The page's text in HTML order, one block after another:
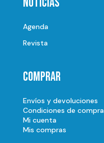
Agenda
Revista
Comprar
Envíos y devoluciones
Condiciones de compra
Mi cuenta
Mis compras